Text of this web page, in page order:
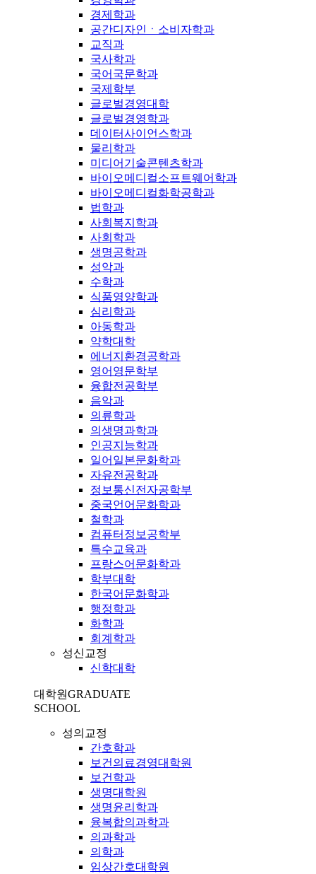
경제학과
공간디자인ㆍ소비자학과
교직과
국사학과
국어국문학과
국제학부
글로벌경영대학
글로벌경영학과
데이터사이언스학과
물리학과
미디어기술콘텐츠학과
바이오메디컬소프트웨어학과
바이오메디컬화학공학과
법학과
사회복지학과
사회학과
생명공학과
성악과
수학과
식품영양학과
심리학과
아동학과
약학대학
에너지환경공학과
영어영문학부
융합전공학부
음악과
의류학과
의생명과학과
인공지능학과
일어일본문화학과
자유전공학과
정보통신전자공학부
중국언어문화학과
철학과
컴퓨터정보공학부
특수교육과
프랑스어문화학과
학부대학
한국어문화학과
행정학과
화학과
회계학과
성신교정
신학대학
대학원GRADUATE
SCHOOL
성의교정
간호학과
보건의료경영대학원
보건학과
생명대학원
생명윤리학과
융복합의과학과
의과학과
의학과
임상간호대학원